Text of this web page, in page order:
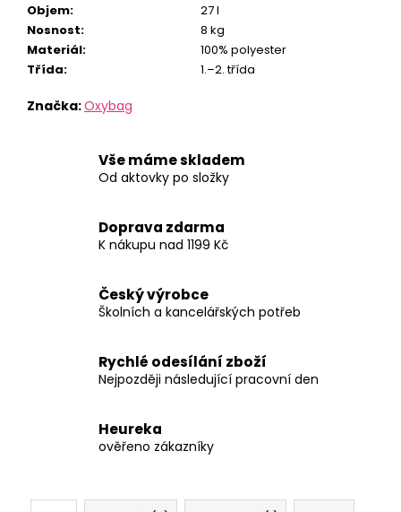
Objem:
27 l
Nosnost:
8 kg
Materiál:
100% polyester
Třída: 1.–2. třída
Značka:Oxybag
Vše máme skladem
Od aktovky po složky
Doprava zdarma
K nákupu nad 1199 Kč
Český výrobce
Školních a kancelářských potřeb
Rychlé odesílání zboží
Nejpozději následující pracovní den
Heureka
ověřeno zákazníky